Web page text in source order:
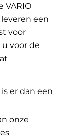
VARIO
leveren een
voor
voor de
er dan een
onze